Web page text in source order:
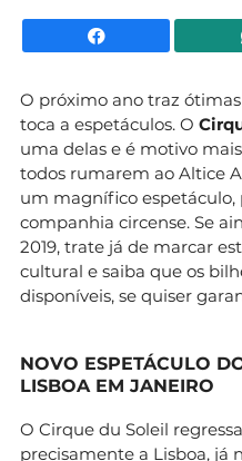
O próximo ano traz
toca a espetáculos. O
uma delas e é motivo
todos rumarem ao Altice
um magnífico
companhia circense. Se
2019, trate já de marcar
cultural e saiba que os
disponíveis, se quiser
NOVO ESPETÁCULO
LISBOA EM JANEIRO
O Cirque du Soleil
precisamente a Lisboa, já